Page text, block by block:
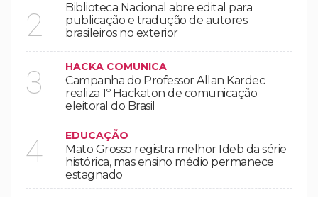
2
Biblioteca Nacional abre edital para
publicação e tradução de autores
brasileiros no exterior
3 HACKA COMUNICA
Campanha do Professor Allan Kardec
realiza 1º Hackaton de comunicação
eleitoral do Brasil
4 EDUCAÇÃO
Mato Grosso registra melhor Ideb da série
histórica, mas ensino médio permanece
estagnado